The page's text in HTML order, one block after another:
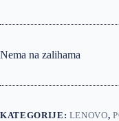
Nema na zalihama
KATEGORIJE: LENOVO,